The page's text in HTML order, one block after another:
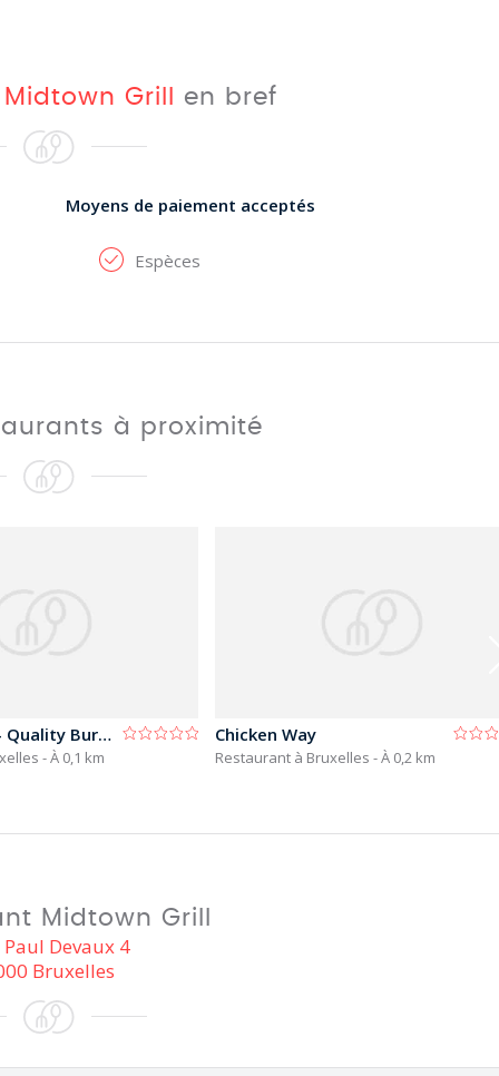
Midtown Grill en bref
Moyens de paiement acceptés
Espèces
à proximité
De Belmonte - Quality Burgers
- À 0,1 km
Chicken Way
Restaurant à Bruxelles - À 0,2 km
Midtown Grill
Paul Devaux 4
Bruxelles